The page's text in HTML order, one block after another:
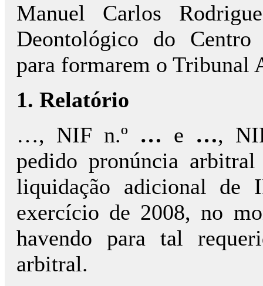
Manuel Carlos
Deontológico do
para formarem o Tribunal
1. Relatório
…, NIF n.º … e …,
pedido pronúncia
liquidação adicional de
exercício de 2008, no
havendo para tal
arbitral.